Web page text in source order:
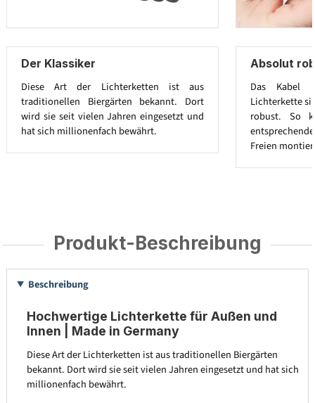
Der Klassiker
Diese Art der Lichterketten ist aus
traditionellen Biergärten bekannt. Dort
wird sie seit vielen Jahren eingesetzt und
hat sich millionenfach bewährt.
Absolut
Das Kabel
Lichterkette
robust. So
Freien
Produkt-Beschreibung
Beschreibung
Hochwertige Lichterkette für Außen und
Innen | Made in Germany
Diese Art der Lichterketten ist aus traditionellen Biergärten
bekannt. Dort wird sie seit vielen Jahren eingesetzt und hat sich
millionenfach bewährt.